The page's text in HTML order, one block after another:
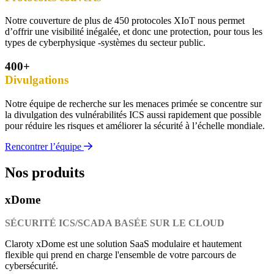
Notre couverture de plus de 450 protocoles XIoT nous permet
d’offrir une visibilité inégalée, et donc une protection, pour tous les
types de cyberphysique -systèmes du secteur public.
400+
Divulgations
Notre équipe de recherche sur les menaces primée se concentre sur
la divulgation des vulnérabilités ICS aussi rapidement que possible
pour réduire les risques et améliorer la sécurité à l’échelle mondiale.
Rencontrer l’équipe
Nos produits
xDome
SÉCURITÉ ICS/SCADA BASÉE SUR LE CLOUD
Claroty xDome est une solution SaaS modulaire et hautement
flexible qui prend en charge l'ensemble de votre parcours de
cybersécurité.